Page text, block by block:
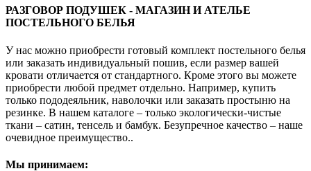
РАЗГОВОР ПОДУШЕК - МАГАЗИН И АТЕЛЬЕ
ПОСТЕЛЬНОГО БЕЛЬЯ
У нас можно приобрести готовый комплект постельного белья
или заказать индивидуальный пошив, если размер вашей
кровати отличается от стандартного. Кроме этого вы можете
приобрести любой предмет отдельно. Например, купить
только пододеяльник, наволочки или заказать простыню на
резинке. В нашем каталоге – только экологически-чистые
ткани – сатин, тенсель и бамбук. Безупречное качество – наше
очевидное преимущество..
Мы принимаем: